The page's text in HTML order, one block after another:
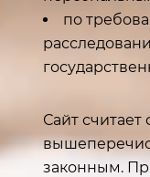
по
Сайт
законным.